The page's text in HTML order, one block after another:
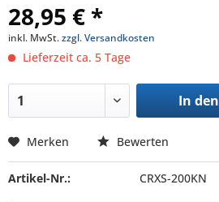
28,95 € *
inkl. MwSt.zzgl. Versandkosten
Lieferzeit ca. 5 Tage
In den
Merken Bewerten
Artikel-Nr.: CRXS-200KN